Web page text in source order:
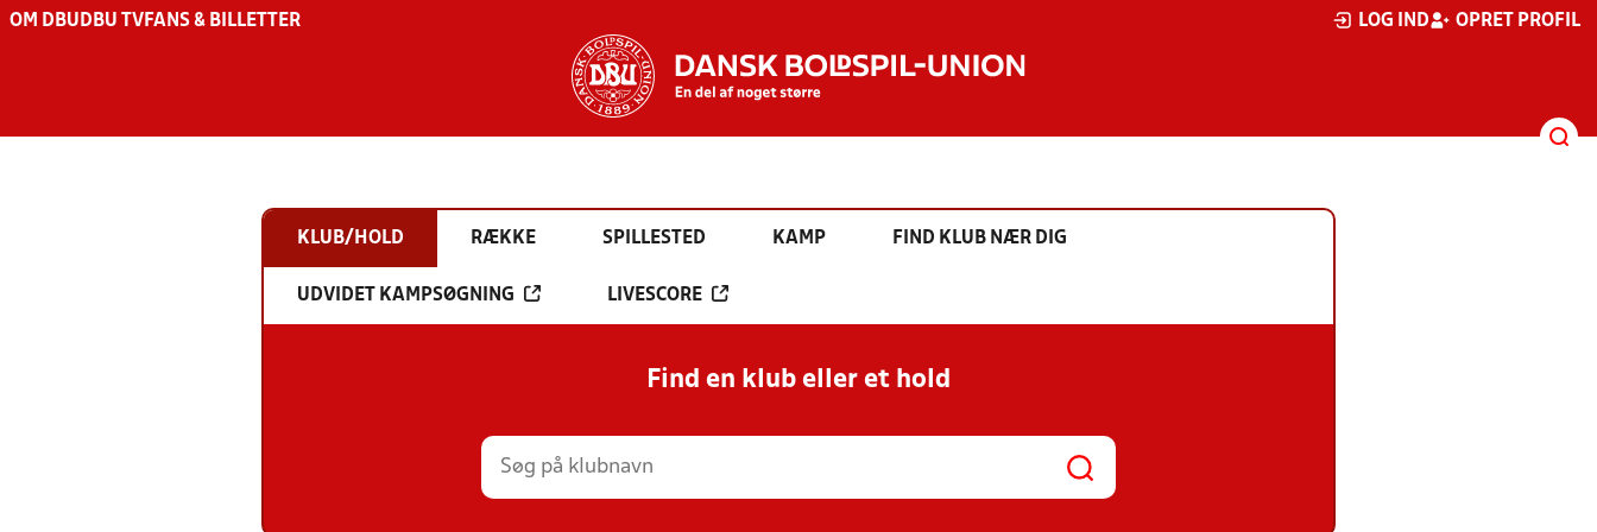
OM DBU DBU TV FANS & BILLETTER LOG IND OPRET PROFIL
KLUB/HOLD RÆKKE SPILLESTED KAMP FIND KLUB NÆR DIG
UDVIDET KAMPSØGNING LIVESCORE
Find en klub eller et hold